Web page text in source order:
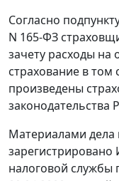
Согласно
N 165-ФЗ
зачету расходы на
страхование в том
произведены
законодательства
Материалами дела
налоговой службы